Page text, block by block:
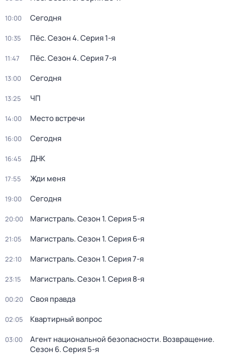
10:00 Сегодня
10:35 Пёс. Сезон 4. Серия 1-я
11:47 Пёс. Сезон 4. Серия 7-я
13:00 Сегодня
13:25 ЧП
14:00 Место встречи
16:00 Сегодня
16:45 ДНК
17:55 Жди меня
19:00 Сегодня
20:00 Магистраль. Сезон 1. Серия 5-я
21:05 Магистраль. Сезон 1. Серия 6-я
22:10 Магистраль. Сезон 1. Серия 7-я
23:15 Магистраль. Сезон 1. Серия 8-я
00:20 Своя правда
02:05 Квартирный вопрос
03:00 Агент национальной безопасности. Возвращение.
Сезон 6. Серия 5-я